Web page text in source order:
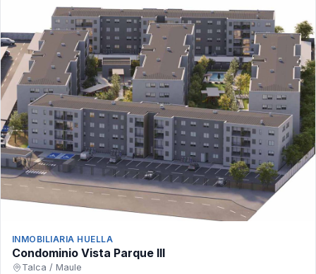
INMOBILIARIA HUELLA
Condominio Vista Parque III
Talca / Maule